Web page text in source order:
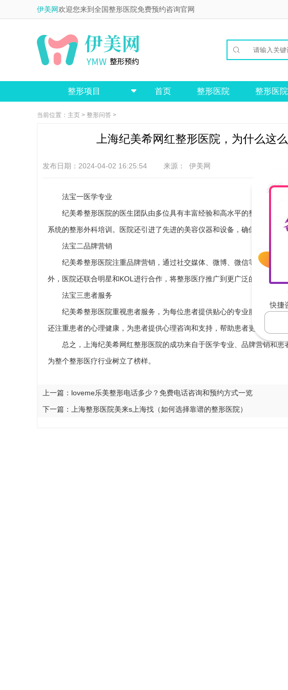
伊美网欢迎您来到全国整形医院免费预约咨询官网

整形项目  首页 整形医院 整形医
当前位置： 主页 > 整形问答 >
上海纪美希网红整形医院，为什么这
发布日期：2024-04-02 16:25:54 来源： 伊美网
法宝一医学专业
纪美希整形医院的医生团队由多位具有丰富经验和高水平的整形外科
系统的整形外科培训。医院还引进了先进的美容仪器和设备，确保了手术的
法宝二品牌营销
纪美希整形医院注重品牌营销，通过社交媒体、微博、微信等平台积
外，医院还联合明星和KOL进行合作，将整形医疗推广到更广泛的受众中。
法宝三患者服务
纪美希整形医院重视患者服务，为每位患者提供贴心的专业服务。医
还注重患者的心理健康，为患者提供心理咨询和支持，帮助患者更好地应对
总之，上海纪美希网红整形医院的成功来自于医学专业、品牌营销和
为整个整形医疗行业树立了榜样。
上一篇： loveme乐美整形电话多少？免费电话咨询和预约方式一览
下一篇：
上海整形医院美来s上海找（如何选择靠谱的整形医院）